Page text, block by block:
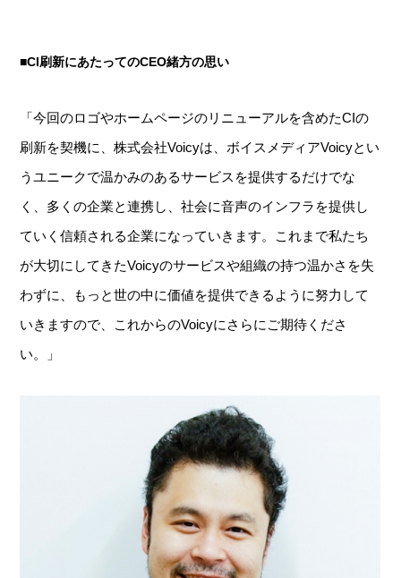
■CI刷新にあたってのCEO緒方の思い
「今回のロゴやホームページのリニューアルを含めたCIの
刷新を契機に、株式会社Voicyは、ボイスメディアVoicyとい
うユニークで温かみのあるサービスを提供するだけでな
く、多くの企業と連携し、社会に音声のインフラを提供し
ていく信頼される企業になっていきます。これまで私たち
が大切にしてきたVoicyのサービスや組織の持つ温かさを失
わずに、もっと世の中に価値を提供できるように努力して
いきますので、これからのVoicyにさらにご期待くださ
い。」